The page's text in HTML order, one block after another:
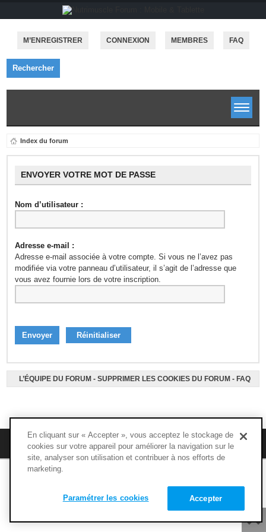
M’ENREGISTRER CONNEXION MEMBRES FAQ
Rechercher
Index du forum
ENVOYER VOTRE MOT DE PASSE
Nom d’utilisateur :
Adresse e-mail :
Adresse e-mail associée à votre compte. Si vous ne l’avez pas
modifiée via votre panneau d’utilisateur, il s’agit de l’adresse que
vous avez fournie lors de votre inscription.
L’ÉQUIPE DU FORUM - SUPPRIMER LES COOKIES DU FORUM - FAQ
M’enregistrer FAQ
Copyright © 1994 - 2020 - NUTRIMUSCLE - Tous droits réservés
En cliquant sur « Accepter », vous acceptez le stockage de
cookies sur votre appareil pour améliorer la navigation sur le
site, analyser son utilisation et contribuer à nos efforts de
marketing.
Accepter
Paramétrer les cookies